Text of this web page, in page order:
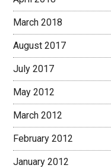
March 2018
August 2017
July 2017
May 2012
March 2012
February 2012
January 2012